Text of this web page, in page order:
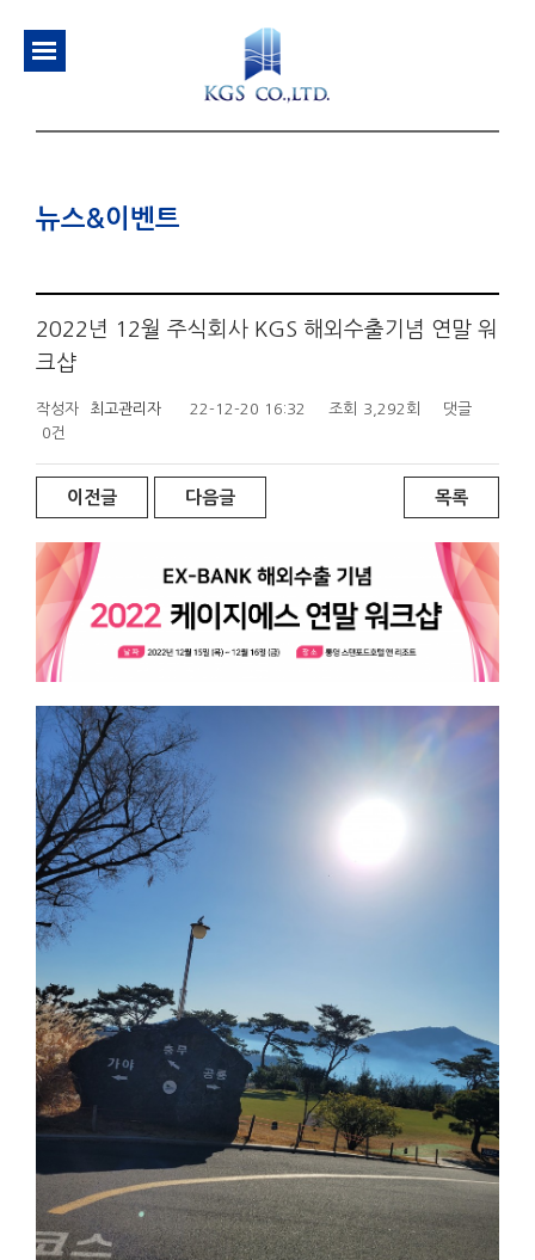
뉴스&이벤트
2022년 12월 주식회사 KGS 해외수출기념 연말 워
크샵
작성자 최고관리자 22-12-20 16:32 조회 3,292회
댓글
0건
이전글 다음글 목록